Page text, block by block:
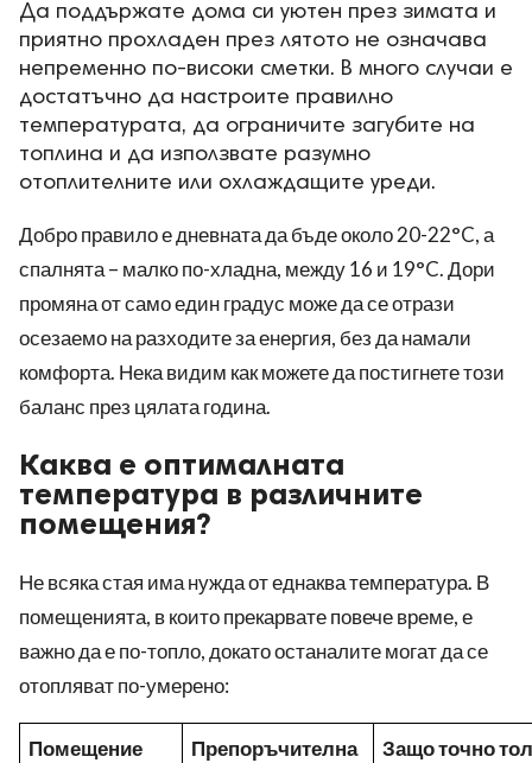
Да поддържате дома си уютен през зимата и
приятно прохладен през лятото не означава
непременно по-високи сметки. В много случаи е
достатъчно да настроите правилно
температурата, да ограничите загубите на
топлина и да използвате разумно
отоплителните или охлаждащите уреди.
Добро правило е дневната да бъде около 20-22°C, а
спалнята – малко по-хладна, между 16 и 19°C. Дори
промяна от само един градус може да се отрази
осезаемо на разходите за енергия, без да намали
комфорта. Нека видим как можете да постигнете този
баланс през цялата година.
Каква е оптималната
температура в различните
помещения?
Не всяка стая има нужда от еднаква температура. В
помещенията, в които прекарвате повече време, е
важно да е по-топло, докато останалите могат да се
отопляват по-умерено:
Помещение
Препоръчителна
Защо точно